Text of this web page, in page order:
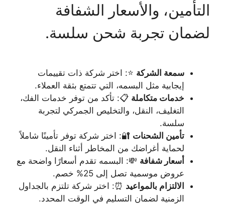
التأمين، والأسعار الشفافة
لضمان تجربة شحن سلسة.
سمعة الشركة ⭐: اختر شركة ذات تقييمات
إيجابية مثل البسمه، التي تتمتع بثقة العملاء.
خدمات متكاملة 📋: تأكد من توفر خدمات الفك،
التغليف، النقل، والتخليص الجمركي لتجربة
سلسة.
تأمين الشحنات 🔐: اختر شركة توفر تأمينًا شاملاً
لحماية أغراضك من المخاطر أثناء النقل.
أسعار شفافة 💸: البسمه تقدم أسعارًا واضحة مع
عروض موسمية تصل إلى 25% خصم.
الالتزام بالمواعيد ⏰: اختر شركة تلتزم بالجداول
الزمنية لضمان التسليم في الوقت المحدد.